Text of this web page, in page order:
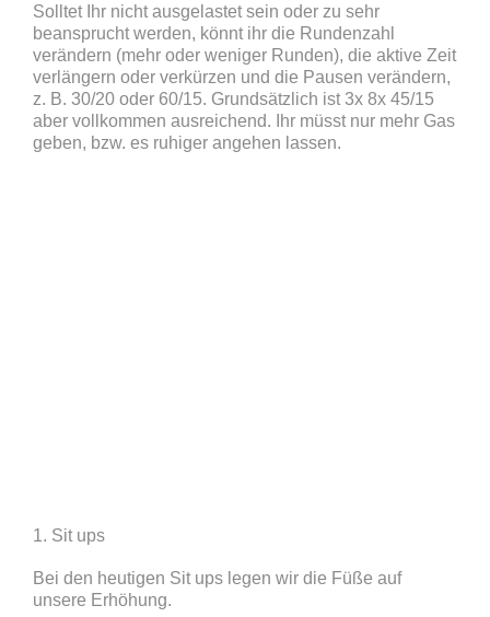
Solltet Ihr nicht ausgelastet sein oder zu sehr
beansprucht werden, könnt ihr die Rundenzahl
verändern (mehr oder weniger Runden), die aktive Zeit
verlängern oder verkürzen und die Pausen verändern,
z. B. 30/20 oder 60/15. Grundsätzlich ist 3x 8x 45/15
aber vollkommen ausreichend. Ihr müsst nur mehr Gas
geben, bzw. es ruhiger angehen lassen.
1. Sit ups
Bei den heutigen Sit ups legen wir die Füße auf
unsere Erhöhung.